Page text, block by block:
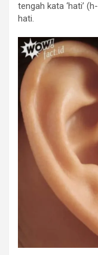
tengah kata ‘hati’ (h-
hati.